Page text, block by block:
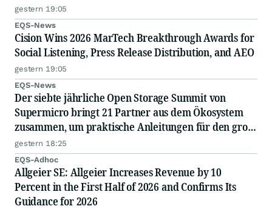
gestern 19:05
EQS-News
Cision Wins 2026 MarTech Breakthrough Awards for
Social Listening, Press Release Distribution, and AEO
gestern 19:05
EQS-News
Der siebte jährliche Open Storage Summit von
Supermicro bringt 21 Partner aus dem Ökosystem
zusammen, um praktische Anleitungen für den groß
angelegten Einsatz von KI in Unternehmen
auszutauschen
gestern 18:25
EQS-Adhoc
Allgeier SE: Allgeier Increases Revenue by 10
Percent in the First Half of 2026 and Confirms Its
Guidance for 2026